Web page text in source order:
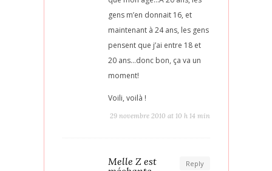
gens m’en donnait 16, et
maintenant à 24 ans, les gens
pensent que j’ai entre 18 et
20 ans…donc bon, ça va un
moment!
Voili, voilà !
29 novembre 2010 at 10 h 14 min
Reply
Melle Z est